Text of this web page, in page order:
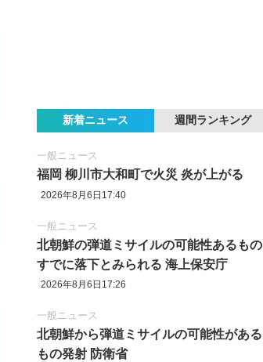
新着ニュース 週間ランキング
一般ニュース
福岡 柳川市大和町で火災 炎が上がる
2026年8月6日17:40
一般ニュース
北朝鮮の弾道ミサイルの可能性あるもの
すでに落下とみられる 海上保安庁
2026年8月6日17:26
一般ニュース
北朝鮮から弾道ミサイルの可能性がある
もの発射 防衛省